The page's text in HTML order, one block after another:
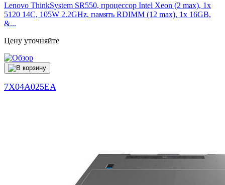
Lenovo ThinkSystem SR550, процессор Intel Xeon (2 max), 1x
5120 14C, 105W 2.2GHz, память RDIMM (12 max), 1x 16GB,
&...
Цену уточняйте
7X04A025EA